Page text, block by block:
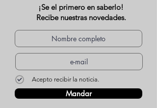
¡Se el primero en saberlo!
Recibe nuestras novedades.
Acepto recibir la noticia.
Mandar